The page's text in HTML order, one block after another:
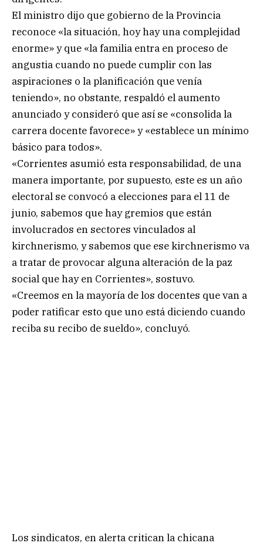
El ministro dijo que gobierno de la Provincia
reconoce «la situación, hoy hay una complejidad
enorme» y que «la familia entra en proceso de
angustia cuando no puede cumplir con las
aspiraciones o la planificación que venía
teniendo», no obstante, respaldó el aumento
anunciado y consideró que así se «consolida la
carrera docente favorece» y «establece un mínimo
básico para todos».
«Corrientes asumió esta responsabilidad, de una
manera importante, por supuesto, este es un año
electoral se convocó a elecciones para el 11 de
junio, sabemos que hay gremios que están
involucrados en sectores vinculados al
kirchnerismo, y sabemos que ese kirchnerismo va
a tratar de provocar alguna alteración de la paz
social que hay en Corrientes», sostuvo.
«Creemos en la mayoría de los docentes que van a
poder ratificar esto que uno está diciendo cuando
reciba su recibo de sueldo», concluyó.
Los sindicatos, en alerta critican la chicana